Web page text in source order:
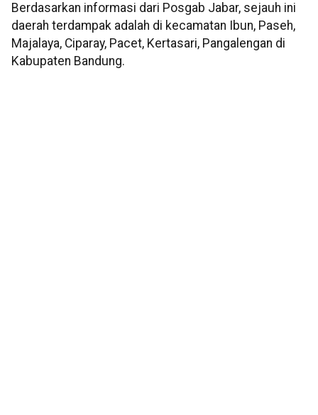
Berdasarkan informasi dari Posgab Jabar, sejauh ini
daerah terdampak adalah di kecamatan Ibun, Paseh,
Majalaya, Ciparay, Pacet, Kertasari, Pangalengan di
Kabupaten Bandung.